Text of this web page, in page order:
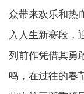
众带来欢乐和热
入人生新赛段，
列前作凭借其勇
鸣，在过往的春